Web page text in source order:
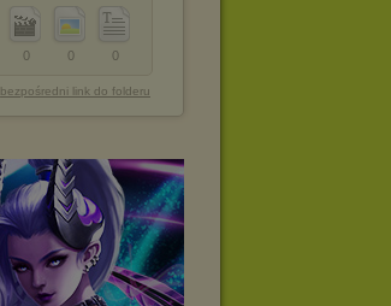
0
0
0
bezpośredni link do folderu